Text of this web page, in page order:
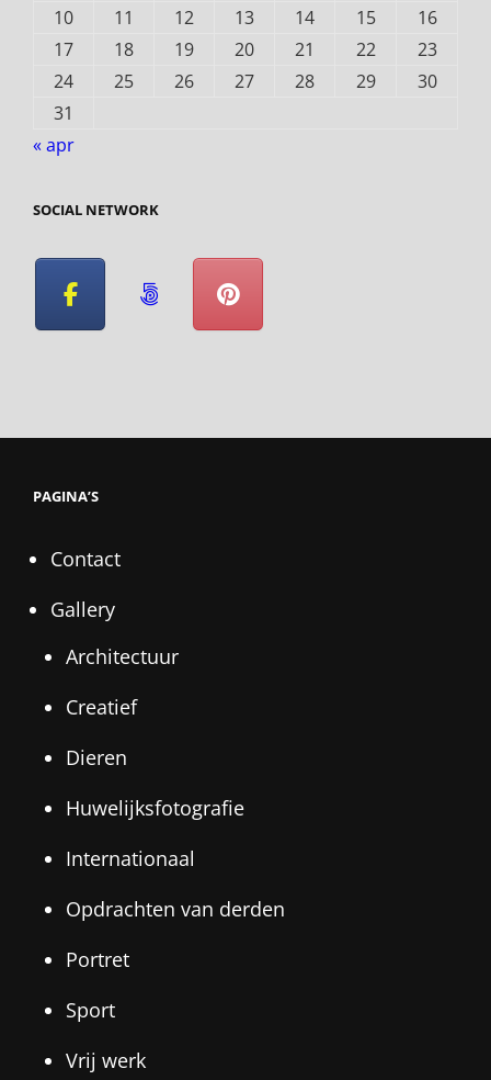
10
11 12 13 14 15
16
17
18 19 20 21 22
23
24
25 26 27 28 29
30
31
« apr
SOCIAL NETWORK
PAGINA’S
Contact
Gallery
Architectuur
Creatief
Dieren
Huwelijksfotografie
Internationaal
Opdrachten van derden
Portret
Sport
Vrij werk